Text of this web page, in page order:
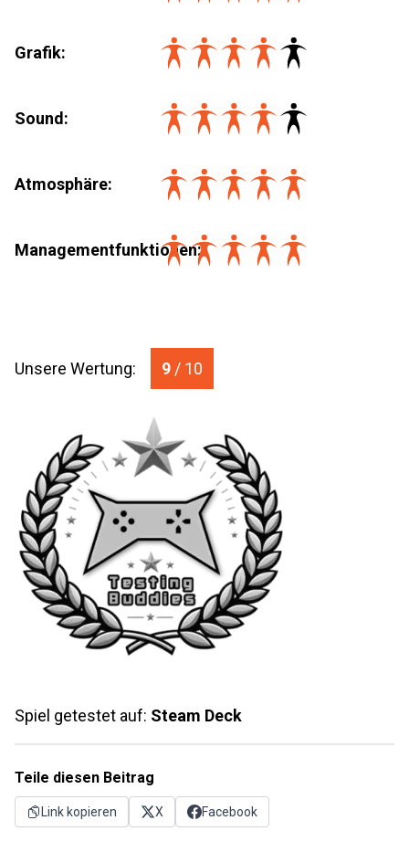
Grafik:
Sound:
Atmosphäre:
Managementfunktionen:
Unsere Wertung: 9 / 10
Spiel getestet auf: Steam Deck
Teile diesen Beitrag
Link kopieren X Facebook